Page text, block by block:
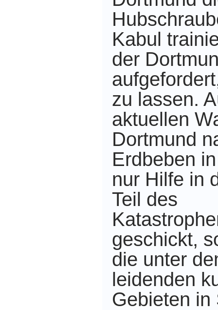
Kabul
der
zu lassen.
aktuellen
Dortmund
Erdbeben
nur Hilfe in
Teil des
geschickt,
die unter
leidenden
Gebieten in